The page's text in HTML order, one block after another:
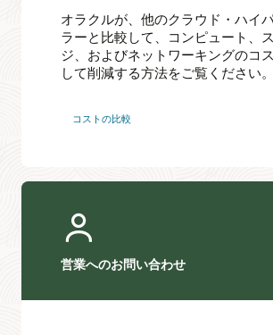
オラクルが、他のクラウド・ハイ
ラーと比較して、コンピュート、
ジ、およびネットワーキングのコ
して削減する方法をご覧ください。
コストの比較
営業へのお問い合わせ